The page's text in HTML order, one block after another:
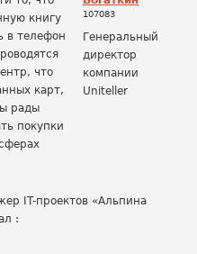
книгу
в телефон
что
карт,
рады
покупки
107083
Генеральный
директор
компании
Uniteller
IT-проектов «Альпина
: